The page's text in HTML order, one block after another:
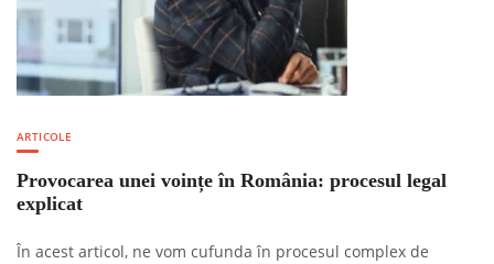
ARTICOLE
Provocarea unei voințe în România: procesul legal
explicat
În acest articol, ne vom cufunda în procesul complex de